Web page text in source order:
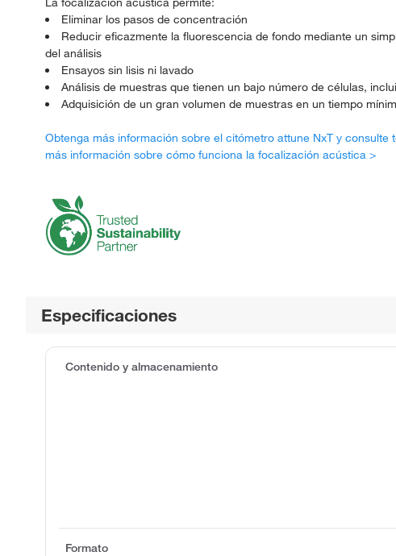
Eliminar los pasos de concentración
Reducir eficazmente la fluorescencia de fondo mediante un
del análisis
Ensayos sin lisis ni lavado
Análisis de muestras que tienen un bajo número de células,
Adquisición de un gran volumen de muestras en un tiempo
Obtenga más información sobre el citómetro attune NxT y consulte
más información sobre cómo funciona la focalización acústica >
Especificaciones
Contenido y almacenamiento
Formato